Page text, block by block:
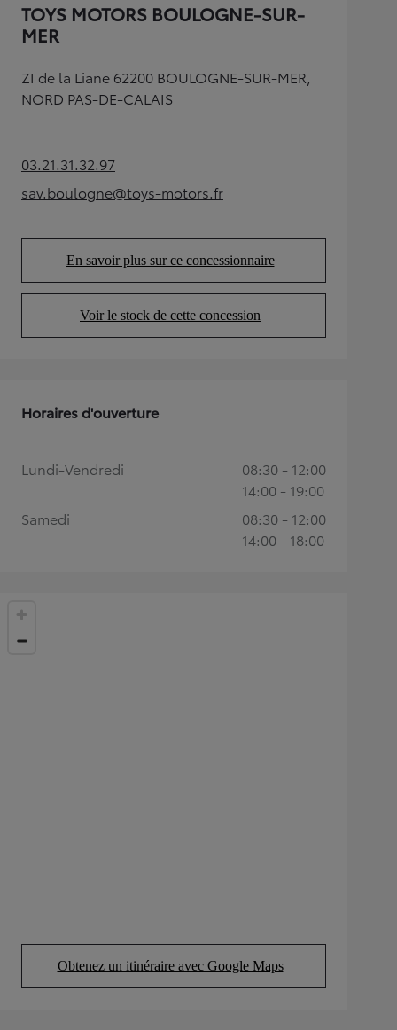
TOYS MOTORS BOULOGNE-SUR-
MER
ZI de la Liane 62200 BOULOGNE-SUR-MER,
NORD PAS-DE-CALAIS
03.21.31.32.97(Opens in new tab)
sav.boulogne@toys-motors.fr
(Opens in new tab)
En savoir plus sur ce concessionnaire
(Opens in new tab)
Voir le stock de cette concession
(Opens in new tab)
Obtenez un itinéraire avec Google Maps
(Opens in new tab)
Horaires d'ouverture
Lundi-Vendredi
08:30 - 12:00
14:00 - 19:00
Samedi
08:30 - 12:00
14:00 - 18:00